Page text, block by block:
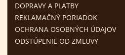
DOPRAVY A PLATBY
REKLAMAČNÝ PORIADOK
OCHRANA OSOBNÝCH ÚDAJOV
ODSTÚPENIE OD ZMLUVY